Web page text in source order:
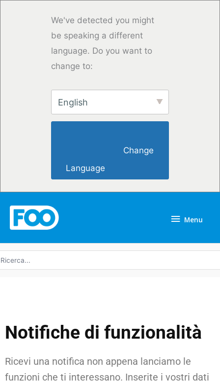
We've detected you might
be speaking a different
language. Do you want to
change to:
English
Language
Menu
Notifiche di funzionalità
Ricevi una notifica non appena lanciamo le
funzioni che ti interessano. Inserite i vostri dati